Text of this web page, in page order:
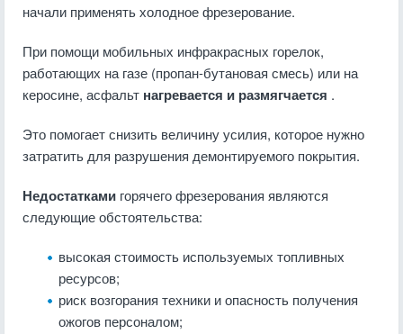
начали применять холодное фрезерование.
При помощи мобильных инфракрасных горелок,
работающих на газе (пропан-бутановая смесь) или на
керосине, асфальт нагревается и размягчается .
Это помогает снизить величину усилия, которое нужно
затратить для разрушения демонтируемого покрытия.
Недостатками горячего фрезерования являются
следующие обстоятельства:
высокая стоимость используемых топливных
ресурсов;
риск возгорания техники и опасность получения
ожогов персоналом;